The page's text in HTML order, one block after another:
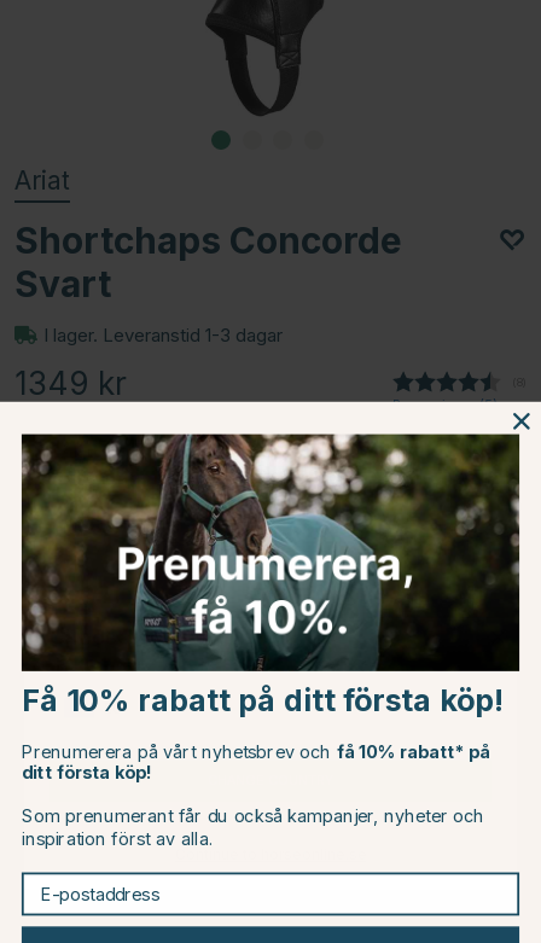
Ariat
Shortchaps Concorde
Svart
I lager. Leveranstid 1-3 dagar
1349 kr
Recensioner (5)
VäljStorlek
+ Lägg i varukorg
Öppet köp i 60 dagar
Fri frakt
över 799 kr*
60 dagar fri retur
Om tillverkaren
Omdömen
Choose country
EU
Få 10% rabatt på ditt första köp!
Prenumerera på vårt nyhetsbrev och få 10% rabatt* på
ditt första köp!
Som prenumerant får du också kampanjer, nyheter och
inspiration först av alla.
E-postaddress